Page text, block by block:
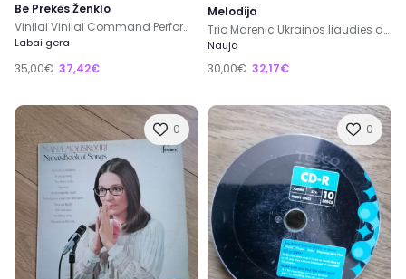
Be Prekės Ženklo
Vinilai Vinilai Command Performance: A Night at the Opera
Labai gera
35,00€ 37,42€
Melodija
Trio Marenic Ukrainos liaudies dainos
Nauja
30,00€ 32,17€
0 0